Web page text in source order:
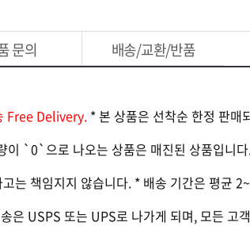
문의 배송/교환/반품
Free Delivery.* 본 상품은 선착순 한정 판매
이 `0`으로 나오는 상품은 매진된 상품입
는 책임지지 않습니다. * 배송 기간은 평균
은 USPS 또는 UPS로 나가게 되며, 모든